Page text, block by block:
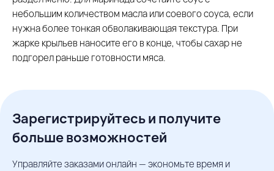
небольшим количеством масла или соевого соуса, если
нужна более тонкая обволакивающая текстура. При
жарке крыльев наносите его в конце, чтобы сахар не
подгорел раньше готовности мяса.
Зарегистрируйтесь и получите
больше возможностей
Управляйте заказами онлайн — экономьте время и